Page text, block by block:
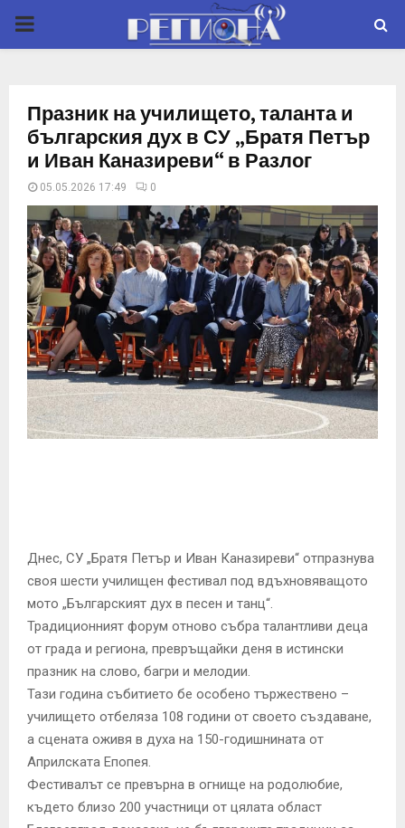
P
M
A
R
Y
M
E
Празник на училището, таланта и
българския дух в СУ „Братя Петър
и Иван Каназиреви“ в Разлог
05.05.2026 17:49 0
Днес, СУ „Братя Петър и Иван Каназиреви“ отпразнува
своя шести училищен фестивал под вдъхновяващото
мото „Българският дух в песен и танц“.
Традиционният форум отново събра талантливи деца
от града и региона, превръщайки деня в истински
празник на слово, багри и мелодии.
Тази година събитието бе особено тържествено –
училището отбеляза 108 години от своето създаване,
а сцената оживя в духа на 150-годишнината от
Априлската Епопея.
Фестивалът се превърна в огнище на родолюбие,
където близо 200 участници от цялата област